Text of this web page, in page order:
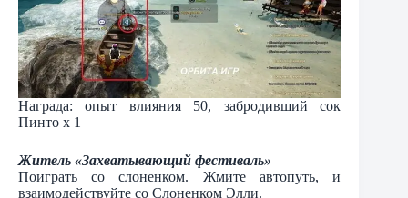
Награда: опыт влияния 50, забродивший сок
Пинто х 1
Житель «Захватывающий фестиваль»
Поиграть со слоненком. Жмите автопуть, и
взаимодействуйте со Слоненком Элли.